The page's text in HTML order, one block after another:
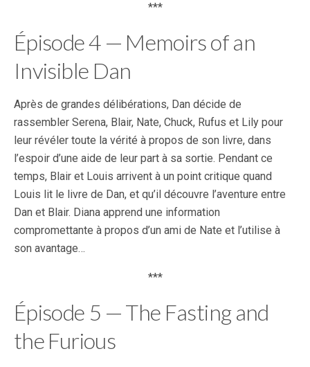
***
Épisode 4 — Memoirs of an
Invisible Dan
Après de grandes délibérations, Dan décide de
rassembler Serena, Blair, Nate, Chuck, Rufus et Lily pour
leur révéler toute la vérité à propos de son livre, dans
l’espoir d’une aide de leur part à sa sortie. Pendant ce
temps, Blair et Louis arrivent à un point critique quand
Louis lit le livre de Dan, et qu’il découvre l’aventure entre
Dan et Blair. Diana apprend une information
compromettante à propos d’un ami de Nate et l’utilise à
son avantage…
***
Épisode 5 — The Fasting and
the Furious